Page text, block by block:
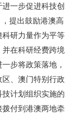
一步促进科技创
提出鼓励港澳高
研力量作为平等
在科研经费跨境
步将政策落地，
、澳门特别行政
计划组织实施的
付到港澳两地牵